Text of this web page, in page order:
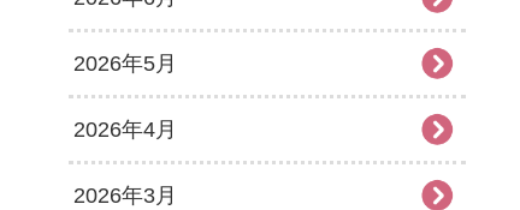
2026年5月
2026年4月
2026年3月